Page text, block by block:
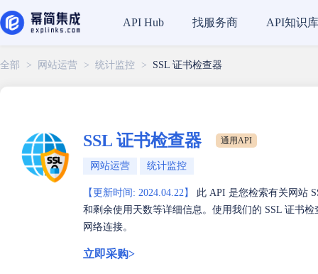
全部 > 网站运营 > 统计监控 > SSL 证书检查器
SSL 证书检查器 通用API
网站运营 统计监控
【更新时间: 2024.04.22】
此 API 是您检索有关网站
和剩余使用天数等详细信息。使用我们的 SSL 证书
网络连接。
立即采购>
API Hub 找服务商 API知识库